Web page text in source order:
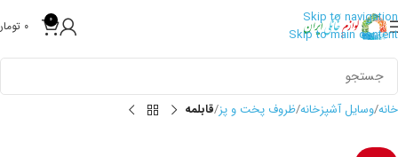
Skip to navigation
Skip to main content
0
0
خانه وسایل آشپزخانه ظروف پخت و پز قابلمه